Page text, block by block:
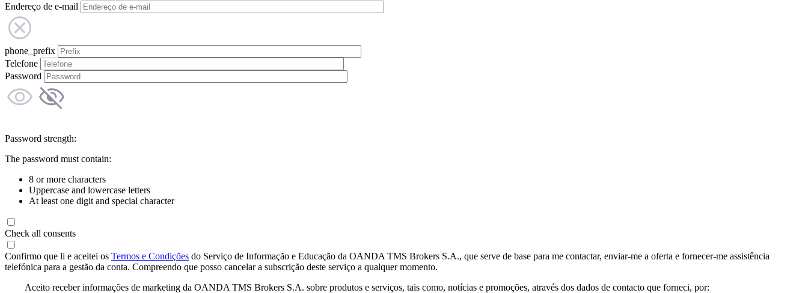
Endereço de e-mail
phone_prefix
Telefone
Password
Password strength:
The password must contain:
8 or more characters
Uppercase and lowercase letters
At least one digit and special character
Check all consents
Confirmo que li e aceitei os Termos e Condições do Serviço de Informação e Educação da OANDA TMS Brokers S.A., que serve de base para me contactar, enviar-me a oferta e fornecer-me assistência
telefónica para a gestão da conta. Compreendo que posso cancelar a subscrição deste serviço a qualquer momento.
Aceito receber informações de marketing da OANDA TMS Brokers S.A. sobre produtos e serviços, tais como, notícias e promoções, através dos dados de contacto que forneci, por: